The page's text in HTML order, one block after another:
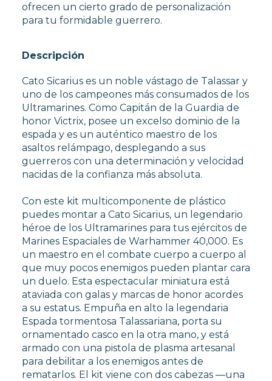
ofrecen un cierto grado de personalización
para tu formidable guerrero.
Descripción
Cato Sicarius es un noble vástago de Talassar y
uno de los campeones más consumados de los
Ultramarines. Como Capitán de la Guardia de
honor Victrix, posee un excelso dominio de la
espada y es un auténtico maestro de los
asaltos relámpago, desplegando a sus
guerreros con una determinación y velocidad
nacidas de la confianza más absoluta.
Con este kit multicomponente de plástico
puedes montar a Cato Sicarius, un legendario
héroe de los Ultramarines para tus ejércitos de
Marines Espaciales de Warhammer 40,000. Es
un maestro en el combate cuerpo a cuerpo al
que muy pocos enemigos pueden plantar cara
un duelo. Esta espectacular miniatura está
ataviada con galas y marcas de honor acordes
a su estatus. Empuña en alto la legendaria
Espada tormentosa Talassariana, porta su
ornamentado casco en la otra mano, y está
armado con una pistola de plasma artesanal
para debilitar a los enemigos antes de
rematarlos. El kit viene con dos cabezas —una